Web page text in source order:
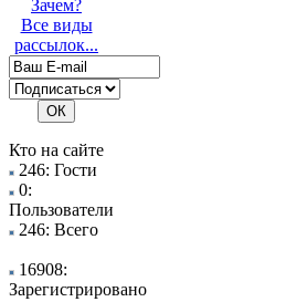
Зачем?
Все виды
рассылок...
Кто на сайте
246: Гости
0:
Пользователи
246: Всего
16908:
Зарегистрировано